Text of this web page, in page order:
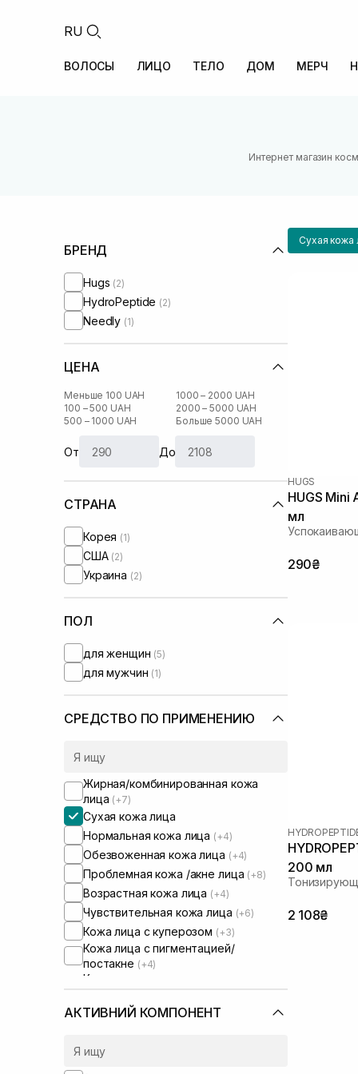
RU
ВОЛОСЫ ЛИЦО ТЕЛО ДОМ МЕРЧ
Интернет магазин
БРЕНД
Hugs (2)
HydroPeptide (2)
Needly (1)
ЦЕНА
Меньше 100 UAH
100 – 500 UAH
500 – 1000 UAH
1000 – 2000 UAH
2000 – 5000 UAH
Больше 5000 UAH
От До
СТРАНА
Корея (1)
США (2)
Украина (2)
ПОЛ
для женщин (5)
для мужчин (1)
СРЕДСТВО ПО ПРИМЕНЕНИЮ
Жирная/комбинированная кожа
лица (+7)
Сухая кожа лица
Нормальная кожа лица (+4)
Обезвоженная кожа лица (+4)
Проблемная кожа /акне лица (+8)
Возрастная кожа лица (+4)
Чувствительная кожа лица (+6)
Кожа лица с куперозом (+3)
Кожа лица с пигментацией/
постакне (+4)
Кожа лица с расширенными порами
Кожа лица с нарушенным
микробиомом
АКТИВНИЙ КОМПОНЕНТ
Сухая кожа
HUGS
HUGS Mini
мл
290₴
200 мл
2 108₴